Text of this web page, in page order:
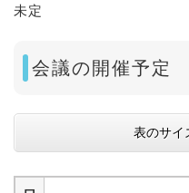
未定
会議の開催予定
表のサイ